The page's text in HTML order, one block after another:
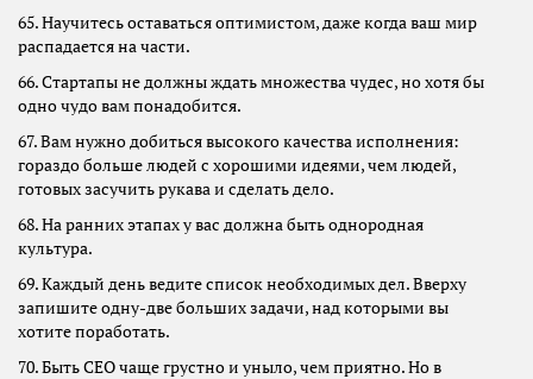
65. Научитесь оставаться оптимистом, даже когда ваш мир
распадается на части.
66. Стартапы не должны ждать множества чудес, но хотя бы
одно чудо вам понадобится.
67. Вам нужно добиться высокого качества исполнения:
гораздо больше людей с хорошими идеями, чем людей,
готовых засучить рукава и сделать дело.
68. На ранних этапах у вас должна быть однородная
культура.
69. Каждый день ведите список необходимых дел. Вверху
запишите одну-две больших задачи, над которыми вы
хотите поработать.
70. Быть CEO чаще грустно и уныло, чем приятно. Но в